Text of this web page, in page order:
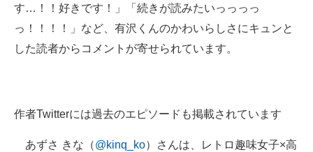
す…！！好きです！」「続きが読みたいっっっっ
っ！！！！」など、有沢くんのかわいらしさにキュンと
した読者からコメントが寄せられています。
作者Twitterには過去のエピソードも掲載されています
あずさ きな（@kinq_ko）さんは、レトロ趣味女子×高